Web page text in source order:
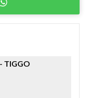
TIGGO